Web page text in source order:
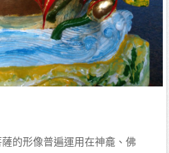
的形像普遍運用在神龕、佛